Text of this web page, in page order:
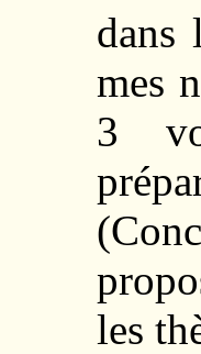
dans
mes
3
les